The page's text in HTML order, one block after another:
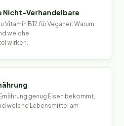
Nicht-Verhandelbare
B12 für Veganer: Warum
welche
wirken.
genug Eisen bekommt,
welche Lebensmittel am